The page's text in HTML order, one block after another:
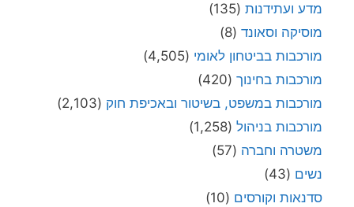
מדע ועתידנות (135)
מוסיקה וסאונד (8)
מורכבות בביטחון לאומי (4,505)
מורכבות בחינוך (420)
מורכבות במשפט, בשיטור ובאכיפת חוק (2,103)
מורכבות בניהול (1,258)
משטרה וחברה (57)
נשים (43)
סדנאות וקורסים (10)